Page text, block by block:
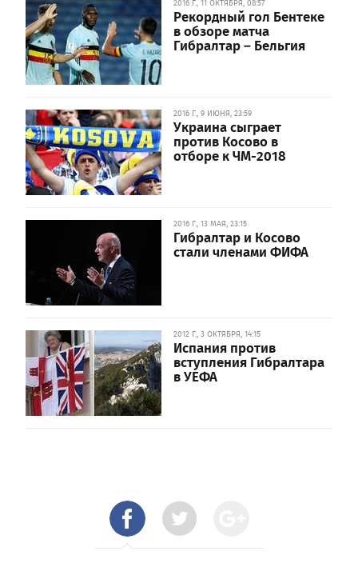
2016 Г., 11 ОКТЯБРЯ, 08:57
Рекордный гол Бентеке
в обзоре матча
Гибралтар – Бельгия
2016 Г., 9 ИЮНЯ, 23:59
Украина сыграет
против Косово в
отборе к ЧМ-2018
2016 Г., 13 МАЯ, 23:15
Гибралтар и Косово
стали членами ФИФА
2012 Г., 3 ОКТЯБРЯ, 14:15
Испания против
вступления Гибралтара
в УЕФА